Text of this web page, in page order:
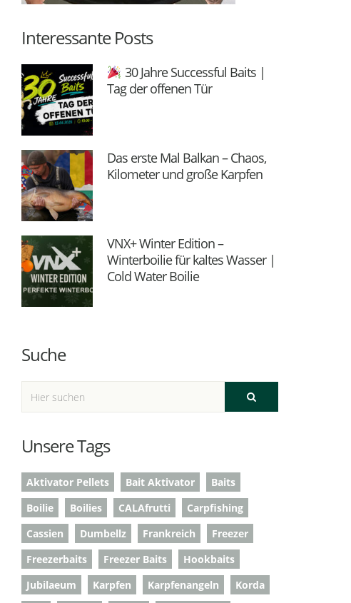
Interessante Posts
30 Jahre Successful Baits |
Tag der offenen Tür
Das erste Mal Balkan – Chaos,
Kilometer und große Karpfen
VNX+ Winter Edition –
Winterboilie für kaltes Wasser |
Cold Water Boilie
Suche
Unsere Tags
Aktivator Pellets Bait Aktivator
Baits
Boilie
Boilies CALAfrutti
Carpfishing
Cassien
Dumbellz Frankreich
Freezer
Freezerbaits
Freezer Baits
Hookbaits
Jubilaeum
Karpfen Karpfenangeln
Korda